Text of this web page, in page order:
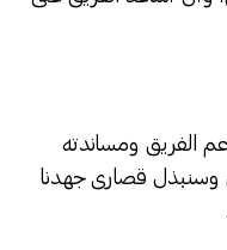
الفريق ومساندته
وسنبذل قصارى جهدنا